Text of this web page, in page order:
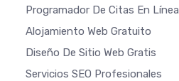
Programador De Citas En Línea
Alojamiento Web Gratuito
Diseño De Sitio Web Gratis
Servicios SEO Profesionales